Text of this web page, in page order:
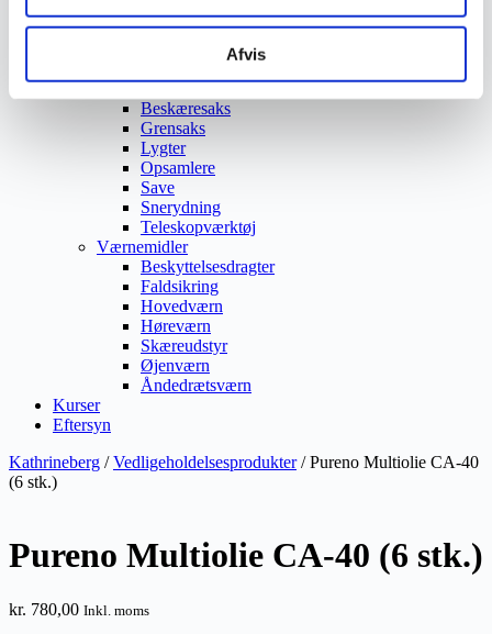
Afvis
Vaskeri Produkter
Vedligeholdelsesprodukter
Affaldsudstyr
Beskæresaks
Grensaks
Lygter
Opsamlere
Save
Snerydning
Teleskopværktøj
Værnemidler
Beskyttelsesdragter
Faldsikring
Hovedværn
Høreværn
Skæreudstyr
Øjenværn
Åndedrætsværn
Kurser
Eftersyn
Kathrineberg /Vedligeholdelsesprodukter/ Pureno Multiolie CA-40
(6 stk.)
Pureno Multiolie CA-40 (6 stk.)
kr. 780,00 Inkl. moms